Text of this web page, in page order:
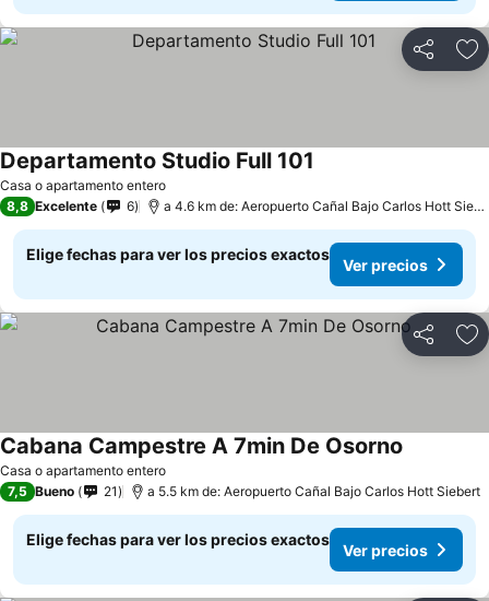
Compartir
Casa o apartamento entero
Departamento Studio Full 101
8,8 Excelente 6 a 4.6 km de: Aeropuerto Cañal Bajo Carlos Hott Siebert
Elige fechas para ver los precios exactos
Ver precios
Compartir
Casa o apartamento entero
Cabana Campestre A 7min De Osorno
7,5 Bueno 21 a 5.5 km de: Aeropuerto Cañal Bajo Carlos Hott Siebert
Elige fechas para ver los precios exactos
Ver precios